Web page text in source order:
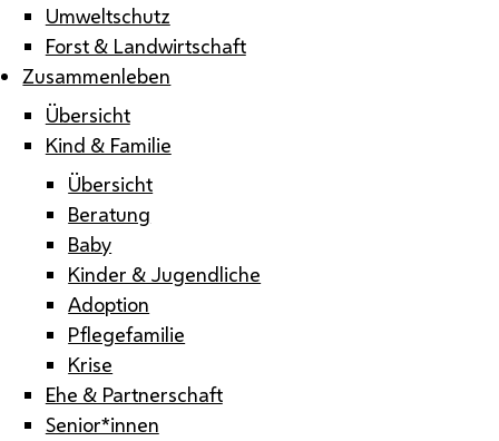
Umweltschutz
Forst & Landwirtschaft
Zusammenleben
Übersicht
Kind & Familie
Übersicht
Beratung
Baby
Kinder & Jugendliche
Adoption
Pflegefamilie
Krise
Ehe & Partnerschaft
Senior*innen